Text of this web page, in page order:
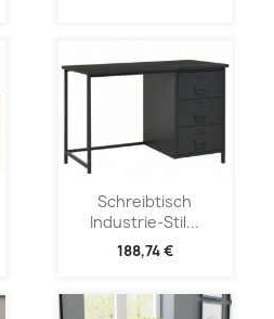
Schreibtisch
Industrie-Stil...
188,74 €